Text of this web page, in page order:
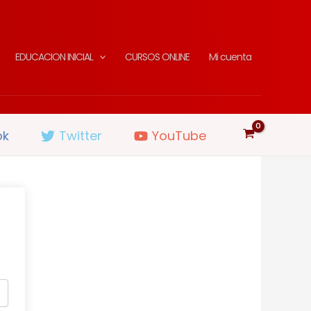
EDUCACION INICIAL CURSOS ONLINE Mi cuenta
Twitter YouTube